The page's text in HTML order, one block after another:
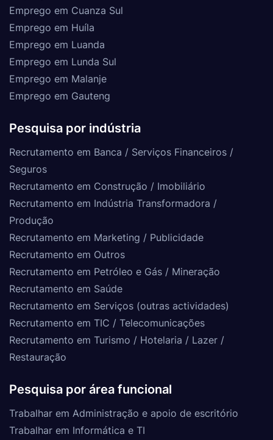
Emprego em Cuanza Sul
Emprego em Huíla
Emprego em Luanda
Emprego em Lunda Sul
Emprego em Malanje
Emprego em Gauteng
Pesquisa por indústria
Recrutamento em Banca / Serviços Financeiros /
Seguros
Recrutamento em Construção / Imobiliário
Recrutamento em Indústria Transformadora /
Produção
Recrutamento em Marketing / Publicidade
Recrutamento em Outros
Recrutamento em Petróleo e Gás / Mineração
Recrutamento em Saúde
Recrutamento em Serviços (outras actividades)
Recrutamento em TIC / Telecomunicações
Recrutamento em Turismo / Hotelaria / Lazer /
Restauração
Pesquisa por área funcional
Trabalhar em Administração e apoio de escritório
Trabalhar em Informática e TI